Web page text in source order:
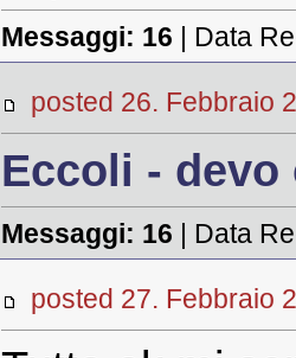
Messaggi: 16 | Data
posted 26.
Eccoli - devo
Messaggi: 16 | Data
posted 27.